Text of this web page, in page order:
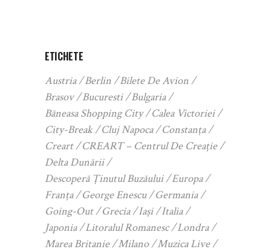
ETICHETE
Austria Berlin
Bilete De Avion
Brasov
Bucuresti
Bulgaria
Băneasa Shopping City
Calea Victoriei
City-Break
Cluj Napoca
Constanța
Creart
CREART – Centrul De Creație
Delta Dunării
Descoperă Ținutul Buzăului
Europa
Franța
George Enescu
Germania
Going-Out
Grecia Iași
Italia
Japonia
Litoralul Romanesc
Londra
Marea Britanie
Milano
Muzica Live